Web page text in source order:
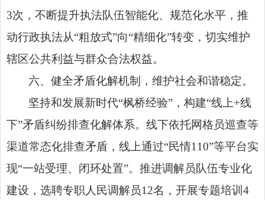
3次，不断提升执法队伍智能化、规范化水平，推
动行政执法从“粗放式”向“精细化”转变，切实维护
辖区公共利益与群众合法权益。
六、健全矛盾化解机制
，维护社会和谐稳定。
坚持和发展新时代“枫桥经验”，构建“线上+线
下”矛盾纠纷排查化解体系。线下依托网格员巡查等
渠道常态化排查矛盾，线上通过“民情110”等平台实
现“一站受理、闭环处置”。推进调解员队伍专业化
建设，选聘专职人民调解员12名，开展专题培训4